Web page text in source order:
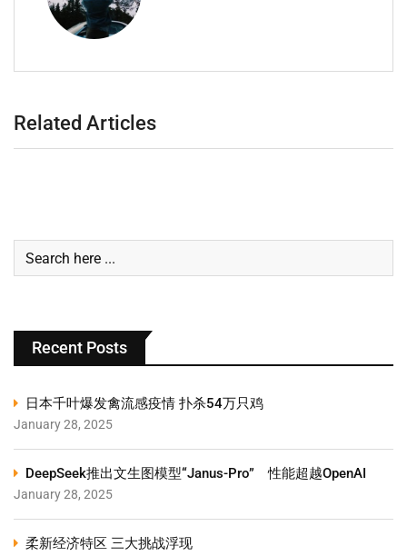
Related Articles
Recent Posts
日本千叶爆发禽流感疫情 扑杀54万只鸡
January 28, 2025
DeepSeek推出文生图模型“Janus-Pro” 性能超越OpenAI
January 28, 2025
柔新经济特区 三大挑战浮现